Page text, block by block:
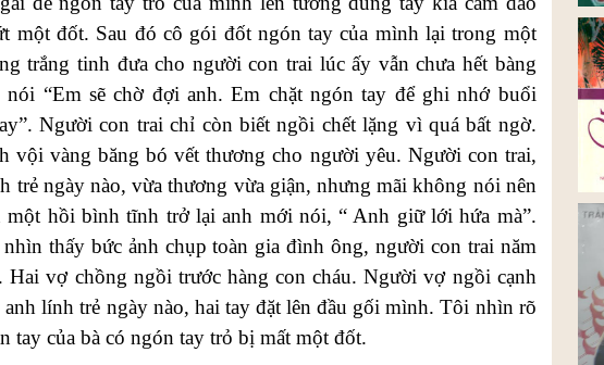
một đốt. Sau đó cô gói đốt ngón tay của mình lại trong một
trắng tinh đưa cho người con trai lúc ấy vẫn chưa hết bàng
nói “Em sẽ chờ đợi anh. Em chặt ngón tay để ghi nhớ buổi
Người con trai chỉ còn biết ngồi chết lặng vì quá bất ngờ.
vội vàng băng bó vết thương cho người yêu. Người con trai,
trẻ ngày nào, vừa thương vừa giận, nhưng mãi không nói nên
một hồi bình tĩnh trở lại anh mới nói, “ Anh giữ lới hứa mà”.
thấy bức ảnh chụp toàn gia đình ông, người con trai năm
Hai vợ chồng ngồi trước hàng con cháu. Người vợ ngồi cạnh
anh lính trẻ ngày nào, hai tay đặt lên đầu gối mình. Tôi nhìn rõ
tay của bà có ngón tay trỏ bị mất một đốt.